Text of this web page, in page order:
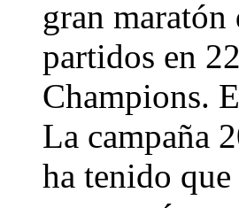
gran maratón
partidos en
Champions.
La campaña
ha tenido